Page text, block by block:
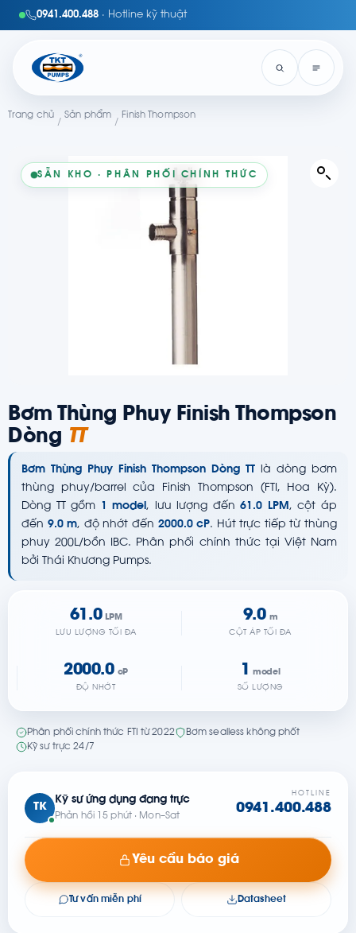
0941.400.488 · Hotline kỹ thuật
Trang chủ
/
Sản phẩm
/
Finish Thompson
SẴN KHO · PHÂN PHỐI CHÍNH THỨC
Bơm Thùng Phuy Finish Thompson
Dòng TT
Bơm Thùng Phuy Finish Thompson Dòng TT
là dòng bơm
thùng phuy/barrel của Finish Thompson (FTI, Hoa Kỳ).
Dòng TT gồm
1 model, lưu lượng đến61.0 LPM, cột áp
đến 9.0 m, độ nhớt đến 2000.0 cP. Hút trực tiếp từ thùng
phuy 200L/bồn IBC. Phân phối chính thức tại Việt Nam
bởi Thái Khương Pumps.
61.0 LPM
LƯU LƯỢNG TỐI ĐA
9.0 m
CỘT ÁP TỐI ĐA
2000.0 cP
ĐỘ NHỚT
1 model
SỐ LƯỢNG
Phân phối chính thức FTI từ 2022
Bơm sealless không phốt
Kỹ sư trực 24/7
TK
Kỹ sư ứng dụng đang trực
Phản hồi 15 phút · Mon–Sat
HOTLINE
0941.400.488
Yêu cầu báo giá
Tư vấn miễn phí Datasheet